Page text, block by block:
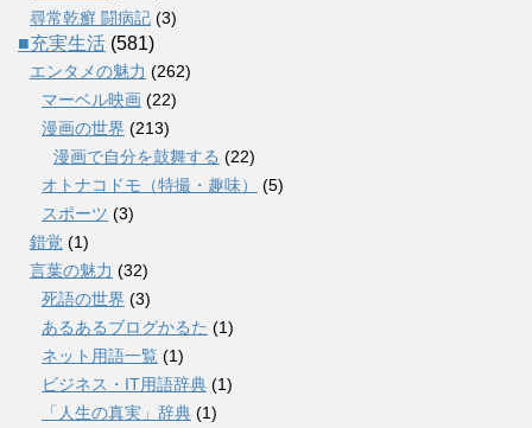
尋常乾癬 闘病記 (3)
■充実生活 (581)
エンタメの魅力 (262)
マーベル映画 (22)
漫画の世界 (213)
漫画で自分を鼓舞する (22)
オトナコドモ（特撮・趣味）
(5)
スポーツ (3)
錯覚 (1)
言葉の魅力 (32)
死語の世界 (3)
あるあるブログかるた (1)
ネット用語一覧 (1)
ビジネス・IT用語辞典 (1)
「人生の真実」辞典 (1)